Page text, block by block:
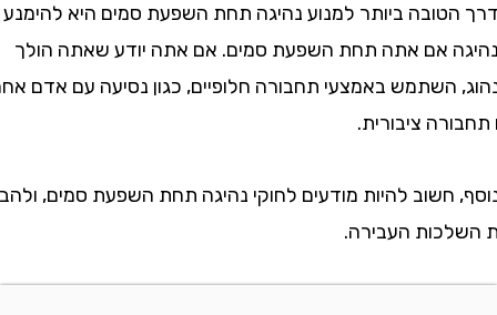
ביותר למנוע נהיגה תחת השפעת סמים היא להימנע
אם אתה תחת השפעת סמים. אם אתה יודע שאתה הולך
השתמש באמצעי תחבורה חלופיים, כגון נסיעה עם אדם אחר,
ציבורית.
להיות מודעים לחוקי נהיגה תחת השפעת סמים, ולהבין
העבירה.